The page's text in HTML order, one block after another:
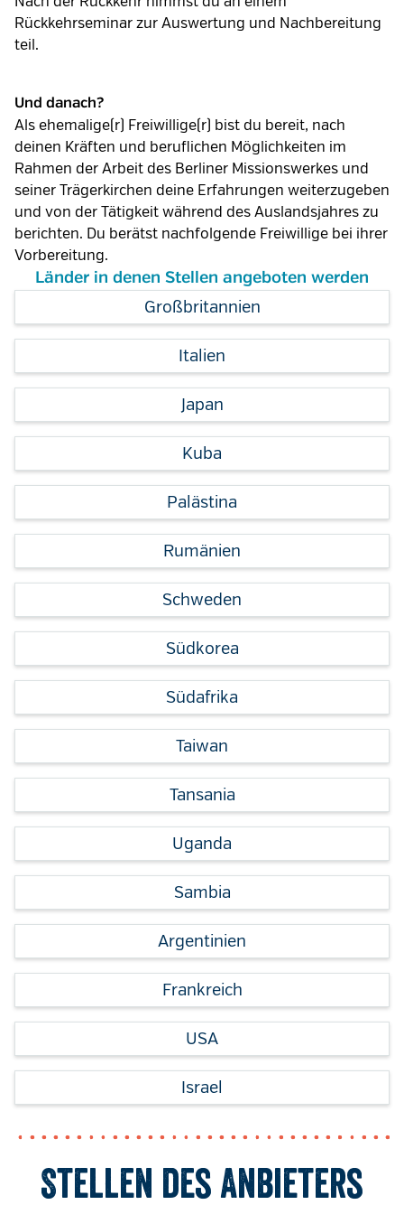
Rückkehrseminar zur Auswertung und Nachbereitung
teil.
Und danach?
Als ehemalige(r) Freiwillige(r) bist du bereit, nach
deinen Kräften und beruflichen Möglichkeiten im
Rahmen der Arbeit des Berliner Missionswerkes und
seiner Trägerkirchen deine Erfahrungen weiterzugeben
und von der Tätigkeit während des Auslandsjahres zu
berichten. Du berätst nachfolgende Freiwillige bei ihrer
Vorbereitung.
Länder in denen Stellen angeboten werden
Großbritannien
Italien
Japan
Kuba
Palästina
Rumänien
Schweden
Südkorea
Südafrika
Taiwan
Tansania
Uganda
Sambia
Argentinien
Frankreich
USA
Israel
Stellen des Anbieters